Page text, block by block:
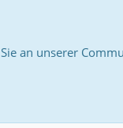
an unserer